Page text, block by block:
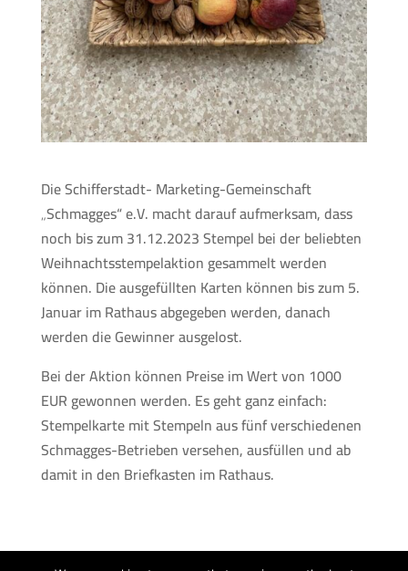
Die Schifferstadt- Marketing-Gemeinschaft
„Schmagges“ e.V. macht darauf aufmerksam, dass
noch bis zum 31.12.2023 Stempel bei der beliebten
Weihnachtsstempelaktion gesammelt werden
können. Die ausgefüllten Karten können bis zum 5.
Januar im Rathaus abgegeben werden, danach
werden die Gewinner ausgelost.
Bei der Aktion können Preise im Wert von 1000
EUR gewonnen werden. Es geht ganz einfach:
Stempelkarte mit Stempeln aus fünf verschiedenen
Schmagges-Betrieben versehen, ausfüllen und ab
damit in den Briefkasten im Rathaus.